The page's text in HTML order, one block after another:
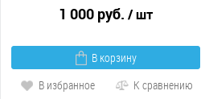
1 000 руб. / шт
В корзину
В избранное
К сравнению